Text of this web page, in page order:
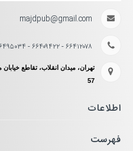
majdpub@gmail.com
۶۶۴۱۲۰۷۸ - ۶۶۴۰۹۴۲۲ - ۶۶۴۹۵۰۳۴
تهران، میدان انقلاب، تقاطع
57
اطلاعات
فهرست